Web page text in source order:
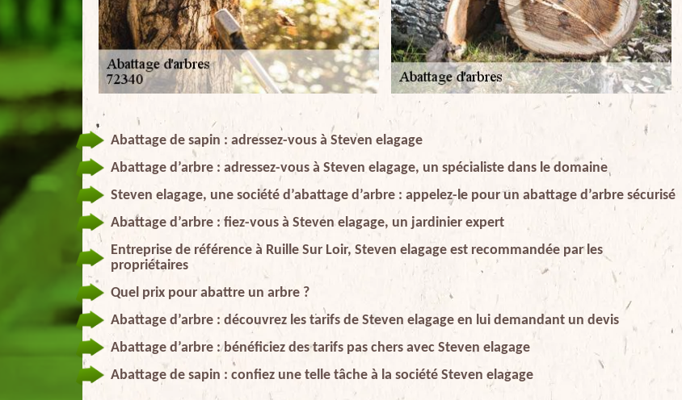
Abattage de sapin : adressez-vous à Steven elagage
Abattage d’arbre : adressez-vous à Steven elagage, un spécialiste dans le domaine
Steven elagage, une société d’abattage d’arbre : appelez-le pour un abattage d’arbre sécurisé
Abattage d’arbre : fiez-vous à Steven elagage, un jardinier expert
Entreprise de référence à Ruille Sur Loir, Steven elagage est recommandée par les
propriétaires
Quel prix pour abattre un arbre ?
Abattage d’arbre : découvrez les tarifs de Steven elagage en lui demandant un devis
Abattage d’arbre : bénéficiez des tarifs pas chers avec Steven elagage
Abattage de sapin : confiez une telle tâche à la société Steven elagage